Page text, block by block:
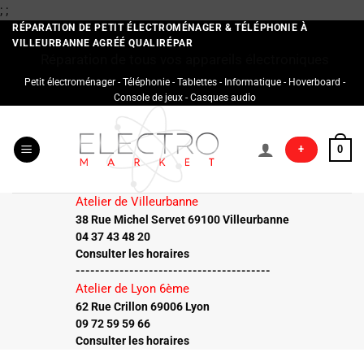
; ;Passer
au
contenu
RÉPARATION DE PETIT ÉLECTROMÉNAGER & TÉLÉPHONIE À
VILLEURBANNE AGRÉÉ QUALIRÉPAR
Petit électroménager - Téléphonie - Tablettes - Informatique - Hoverboard -
Console de jeux - Casques audio
+ 0
Atelier de Villeurbanne
38 Rue Michel Servet 69100 Villeurbanne
04 37 43 48 20
Consulter les horaires
----------------------------------------
Atelier de Lyon 6ème
62 Rue Crillon 69006 Lyon
09 72 59 59 66
Consulter les horaires